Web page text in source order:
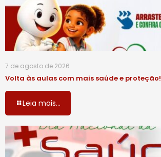
7 de agosto de 2026
Volta às aulas com mais saúde e proteção!
Leia mais...